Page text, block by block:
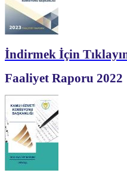
İndirmek İçin
Faaliyet Raporu 2022